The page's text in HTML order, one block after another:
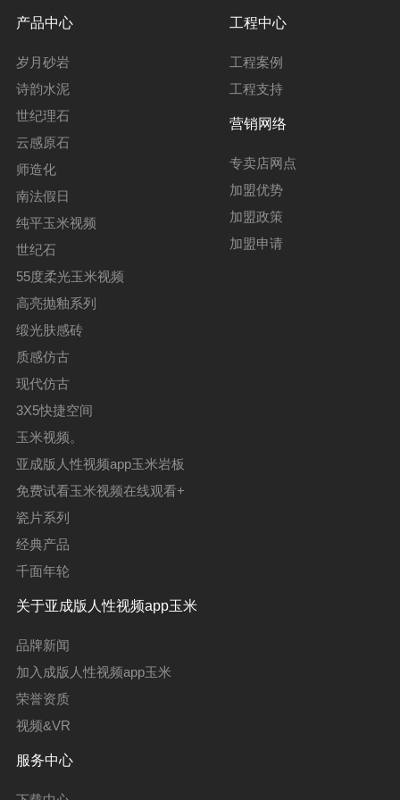
产品中心
岁月砂岩
诗韵水泥
世纪理石
云感原石
师造化
南法假日
纯平玉米视频
世纪石
55度柔光玉米视频
高亮抛釉系列
缎光肤感砖
质感仿古
现代仿古
3X5快捷空间
玉米视频。
亚成版人性视频app玉米岩板
免费试看玉米视频在线观看+
瓷片系列
经典产品
千面年轮
工程中心
工程案例
工程支持
营销网络
专卖店网点
加盟优势
加盟政策
加盟申请
关于亚成版人性视频app玉米
品牌新闻
加入成版人性视频app玉米
荣誉资质
视频&VR
服务中心